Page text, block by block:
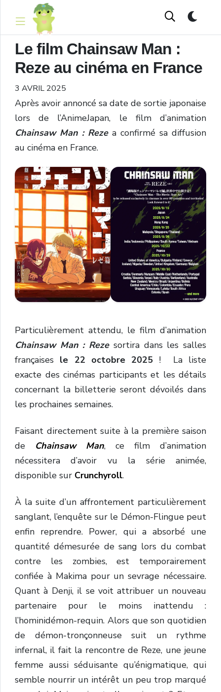
Le film Chainsaw Man :
Reze au cinéma en France
3 AVRIL 2025
Après avoir annoncé sa date de sortie japonaise
lors de l’AnimeJapan, le film d’animation
Chainsaw Man : Rezea confirmé sa diffusion
au cinéma en France.
Particulièrement attendu, le film d’animation
Chainsaw Man : Reze sortira dans les salles
françaises le 22 octobre 2025 ! La liste
exacte des cinémas participants et les détails
concernant la billetterie seront dévoilés dans
les prochaines semaines.
Faisant directement suite à la première saison
de Chainsaw Man, ce film d’animation
nécessitera d’avoir vu la série animée,
disponible sur Crunchyroll.
À la suite d’un affrontement particulièrement
sanglant, l’enquête sur le Démon-Flingue peut
enfin reprendre. Power, qui a absorbé une
quantité démesurée de sang lors du combat
contre les zombies, est temporairement
confiée à Makima pour un sevrage nécessaire.
Quant à Denji, il se voit attribuer un nouveau
partenaire pour le moins inattendu :
l’hominidémon-requin. Alors que son quotidien
de démon-tronçonneuse suit un rythme
infernal, il fait la rencontre de Reze, une jeune
femme aussi séduisante qu’énigmatique, qui
semble nourrir un intérêt un peu trop marqué